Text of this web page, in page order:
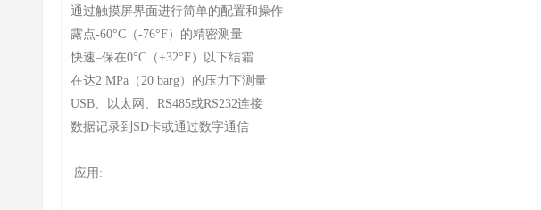
通过触摸屏界面进行简单的配置和操作
露点-60°C（-76°F）的精密测量
快速–保在0°C（+32°F）以下结霜
在达2 MPa（20 barg）的压力下测量
USB、以太网、RS485或RS232连接
数据记录到SD卡或通过数字通信
应用: